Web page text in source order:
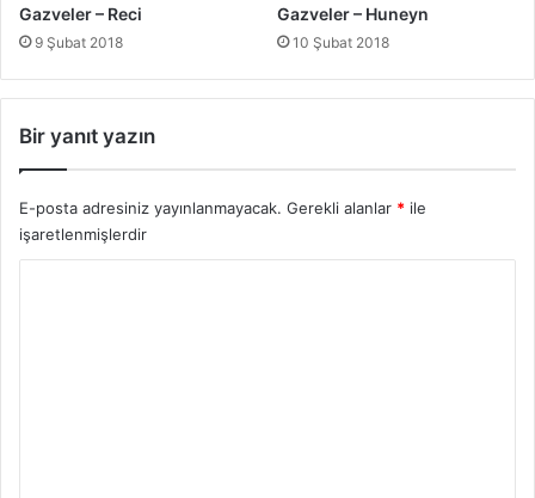
Gazveler – Reci
9 Şubat 2018
Gazveler – Huneyn
10 Şubat 2018
Bir yanıt yazın
E-posta adresiniz yayınlanmayacak. Gerekli alanlar * ile
işaretlenmişlerdir